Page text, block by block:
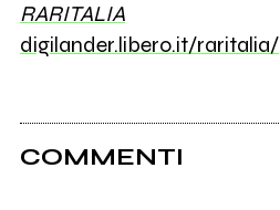
RARITALIA
digilander.libero.it/raritalia/
COMMENTI